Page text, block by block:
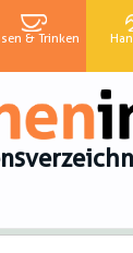
& Trinken